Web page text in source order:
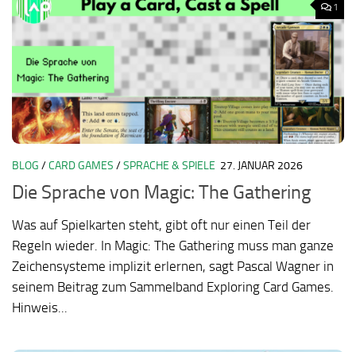
1
BLOG /CARD GAMES /SPRACHE & SPIELE 27. JANUAR 2026
Die Sprache von Magic: The Gathering
Was auf Spielkarten steht, gibt oft nur einen Teil der
Regeln wieder. In Magic: The Gathering muss man ganze
Zeichensysteme implizit erlernen, sagt Pascal Wagner in
seinem Beitrag zum Sammelband Exploring Card Games.
Hinweis...